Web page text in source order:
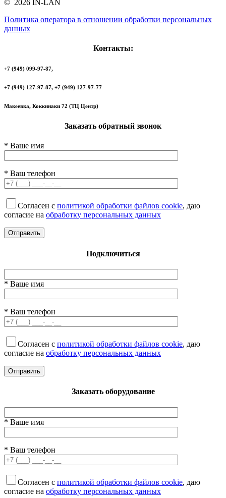
© 2026 IN-LAN
Политика оператора в отношении обработки персональных
данных
Контакты:
+7 (949) 099-97-87,
+7 (949) 127-97-87, +7 (949) 127-97-77
Макеевка, Коккинаки 72 (ТЦ Центр)
Заказать обратный звонок
* Ваше имя
* Ваш телефон
Согласен с политикой обработки файлов cookie, даю
согласие на обработку персональных данных
Подключиться
* Ваше имя
* Ваш телефон
Согласен с политикой обработки файлов cookie, даю
согласие на обработку персональных данных
Заказать оборудование
* Ваше имя
* Ваш телефон
Согласен с политикой обработки файлов cookie, даю
согласие на обработку персональных данных